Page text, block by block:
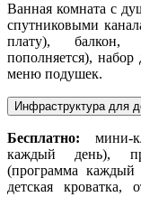
Ванная комната с
спутниковыми
плату), балкон,
пополняется),
меню подушек.
Инфраструктура для
Бесплатно: мини-
каждый день),
(программа каждый
детская кроватка,